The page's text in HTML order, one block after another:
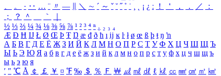
、
。 · ‥ … ¨ 〃 ― ＼ ∼ ´ ～ ˇ ˘ ˝ ˚ ˙ ¸ ¡ ¿ ː ！ ＇ ， ． ／
：
；
？ ＾ ｀
½ ⅓ ⅔ ¼ ¾ ⅛ ⅜ ⅝ ⅞ ¹ ² ³ ⁴ ⁿ ₁ ₂ ₃ ₄
Æ Ð Ħ Ĳ Ł Ø Œ Þ Ŧ Ŋ æ đ ð ħ ı ĳ ĸ ŀ ł ø œ ß þ ŧ ŋ ŉ
А Б В Г Д Е Ё Ж З И Й К Л М Н О П Р С Т У Ф Х Ц Ч Ш Щ Ъ
Ы Ь Э Ю Я а б в г д е ё ж з и й к л м н о п р с т у ф х ц ч ш щ ъ
ы ь э ю я
′ ″ ℃ Å ￠ ￡ ￥ ¤ ℉ ‰ ＄ ％ Ｆ ￦ ㎕ ㎖ ㎗ ℓ ㎘ ㏄ ㎣ ㎤ ㎥ ㎦